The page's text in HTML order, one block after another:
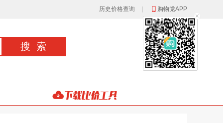
历史价格查询 购物党APP